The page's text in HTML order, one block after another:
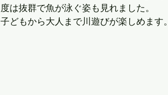
度は抜群で魚が泳ぐ姿も見れました。
子どもから大人まで川遊びが楽しめます。